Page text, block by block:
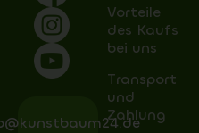
Vorteile
des Kaufs
bei uns
Transport
und
Zahlung